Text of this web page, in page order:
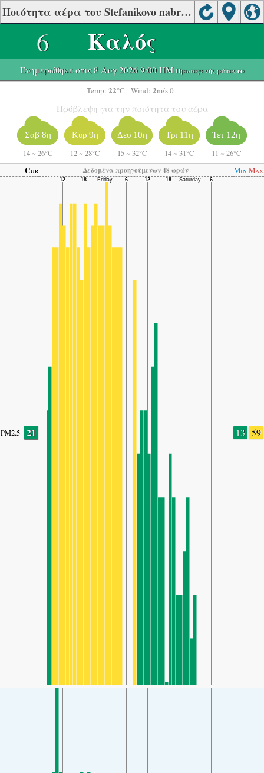
Ποιότητα αέρα του Stefanikovo nabrezie, Banska Bystrica
6 Καλός
Ενημερώθηκε στις 8 Αυγ 2026 9:00 ΠΜ-Πρωτογενής ρύπος:co
Temp: 22°C - Wind: 2m/s 0 -
Πρόβλεψη για την ποιότητα του αέρα
Σαβ 8η
14 ~ 26°C
Κυρ 9η
12 ~ 28°C
Δευ 10η
15 ~ 32°C
Τρι 11η
14 ~ 31°C
Τετ 12η
11 ~ 26°C
Cur
Δεδομένα προηγούμενων 48 ωρών MinMax
PM2.5 21 13 59